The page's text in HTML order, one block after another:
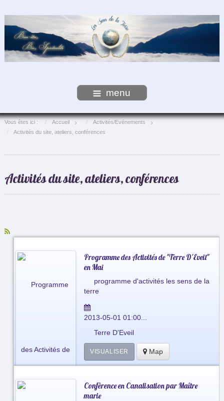
menu
Vous êtes ici : Accueil
Activités/Evénements
Activités du site, ateliers, conférences
Activités du site, ateliers, conférences
Programme des Activités de "Terre D'Eveil"
en Mai
programme d'activités les sens de la
terre
2013-05-01 01:00...
Terre D'Eveil
VISUALISER Map
Confèrence en Canalisation par Maître
marie